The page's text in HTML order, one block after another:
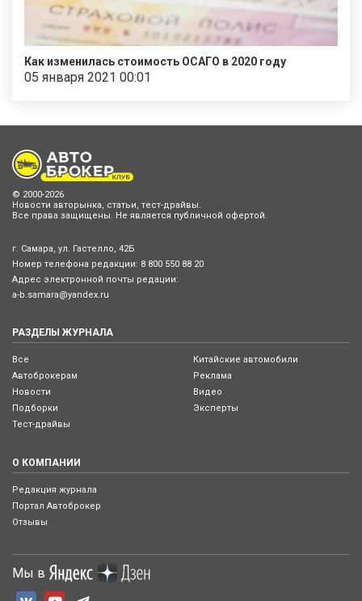
Как изменилась стоимость ОСАГО в 2020 году
05 января 2021 00:01
© 2000-2026
Новости авторынка, статьи, тест-драйвы.
Все права защищены. Не является публичной офертой.
г. Самара, ул. Гастелло, 42Б
Номер телефона редакции: 8 800 550 88 20
Адрес электронной почты редации:
a-b.samara@yandex.ru
РАЗДЕЛЫ ЖУРНАЛА
Все
Автоброкерам
Новости
Подборки
Тест-драйвы
Китайские автомобили
Реклама
Видео
Эксперты
О КОМПАНИИ
Редакция журнала
Портал Автоброкер
Отзывы
Мы в